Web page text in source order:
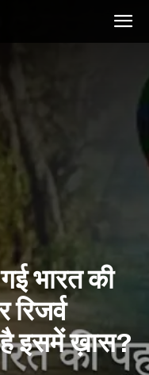
भारत की
रिजर्व
है इसमें ख़ास?